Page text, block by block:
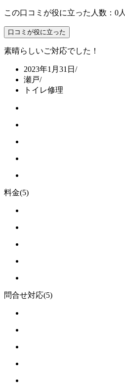
この口コミが役に立った人数：0人
口コミが役に立った
素晴らしいご対応でした！
2023年1月31日 /
瀬戸/
トイレ修理
料金(5)
問合せ対応(5)